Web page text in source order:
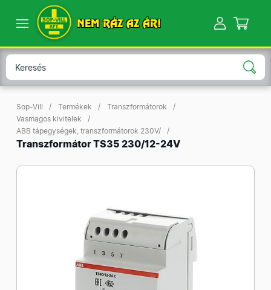
NEM RÁZ AZ ÁR!
Sop-Vill Termékek
Transzformátorok
Vasmagos kivitelek
ABB tápegységek, transzformátorok 230V/
Transzformátor TS35 230/12-24V